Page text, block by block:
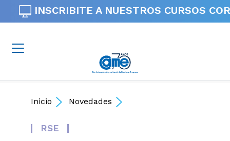
INSCRIBITE A NUESTROS CURSOS
Inicio Novedades
RSE